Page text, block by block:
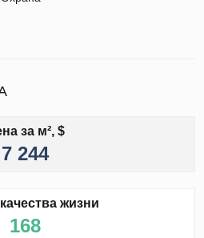
за м², $
7 244
жизни
168